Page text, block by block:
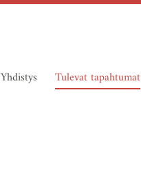
Yhdistys Tulevat tapahtumat